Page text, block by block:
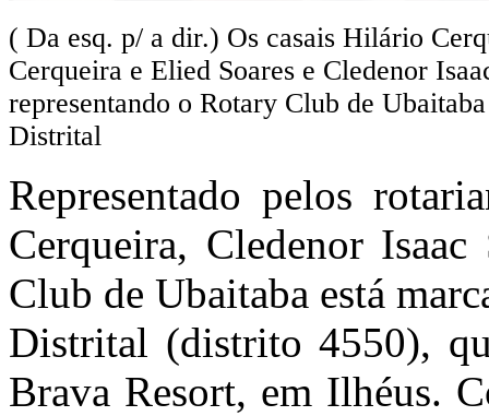
( Da esq. p/ a dir.) Os casais Hilário
Cerqueira e Elied Soares e Cledenor
representando o Rotary Club de
Distrital
Representado pelos
Cerqueira, Cledenor
Club de Ubaitaba está
Distrital (distrito 4550),
Brava Resort, em Ilhéus.